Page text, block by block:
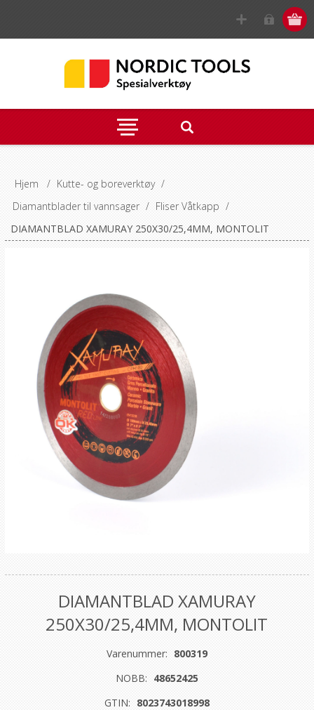
Hjem / Kutte- og boreverktøy /
Diamantblader til vannsager / Fliser Våtkapp /
DIAMANTBLAD XAMURAY 250X30/25,4MM, MONTOLIT
DIAMANTBLAD XAMURAY
250X30/25,4MM, MONTOLIT
Varenummer: 800319
NOBB: 48652425
GTIN: 8023743018998